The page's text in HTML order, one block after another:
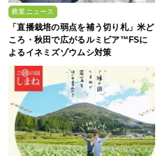
農業ニュース
「直播栽培の弱点を補う切り札」米ど
ころ・秋田で広がるルミビア™FSに
よるイネミズゾウムシ対策